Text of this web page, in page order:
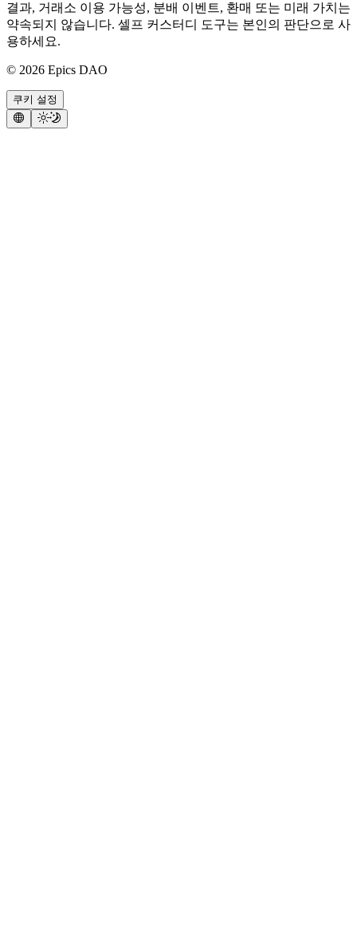
결과, 거래소 이용 가능성, 분배 이벤트, 환매 또는 미래 가치는
약속되지 않습니다. 셀프 커스터디 도구는 본인의 판단으로 사
용하세요.
© 2026 Epics DAO
쿠키 설정